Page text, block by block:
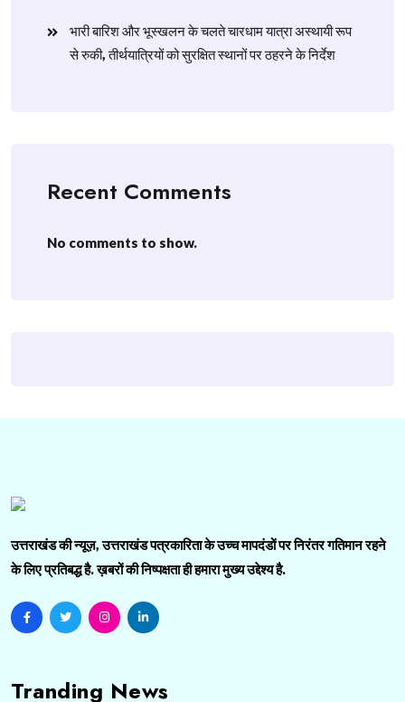
​भारी बारिश और भूस्खलन के चलते चारधाम यात्रा अस्थायी रूप
से रुकी, तीर्थयात्रियों को सुरक्षित स्थानों पर ठहरने के निर्देश
Recent Comments
No comments to show.
उत्तराखंड की न्यूज़, उत्तराखंड पत्रकारिता के उच्च मापदंडों पर निरंतर गतिमान रहने
के लिए प्रतिबद्ध है. ख़बरों की निष्पक्षता ही हमारा मुख्य उद्देश्य है.
Tranding News